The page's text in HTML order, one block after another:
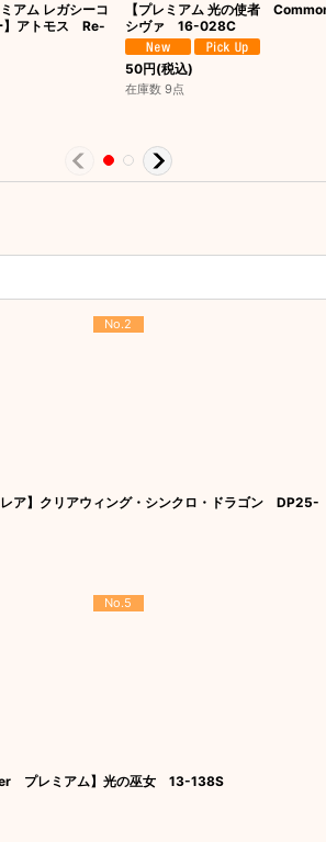
アム レガシーコ
】アトモス Re-
【プレミアム 光の使者 Common
シヴァ 16-028C
50円(税込)
在庫数 9点
No.2
レア】クリアウィング・シンクロ・ドラゴン DP25-
No.5
プレミアム】光の巫女 13-138S